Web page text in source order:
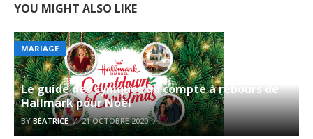
YOU MIGHT ALSO LIKE
MARIAGE
Le guide des cyniques du compte à rebours de
Hallmark pour Noël
BYBÉATRICE 21 OCTOBRE 2020